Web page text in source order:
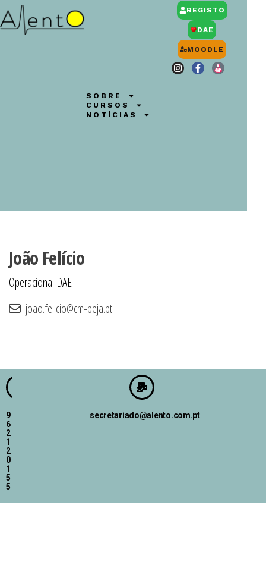
SOBRE
CURSOS
NOTÍCIAS
REGISTO
DAE
MOODLE
João Felício
Operacional DAE
joao.felicio@cm-beja.pt
9
6
2
1
2
0
1
5
5
secretariado@alento.com.pt